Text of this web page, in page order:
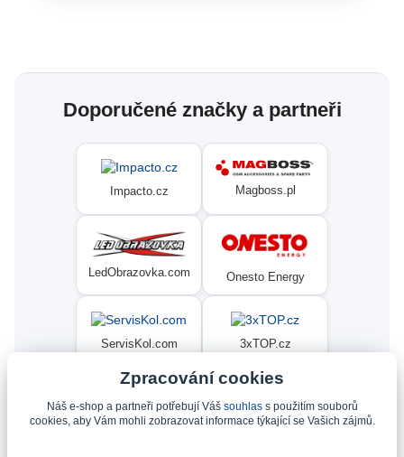
Doporučené značky a partneři
Impacto.cz Magboss.pl
LedObrazovka.com Onesto Energy
ServisKol.com 3xTOP.cz
Condat Ninex.cz
Zpracování cookies
Náš e-shop a partneři potřebují Váš souhlass použitím souborů
cookies, aby Vám mohli zobrazovat informace týkající se Vašich zájmů.